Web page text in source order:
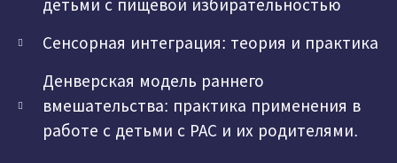
детьми с пищевой избирательностью
Сенсорная интеграция: теория и практика
Денверская модель раннего
вмешательства: практика применения в
работе с детьми с РАС и их родителями.